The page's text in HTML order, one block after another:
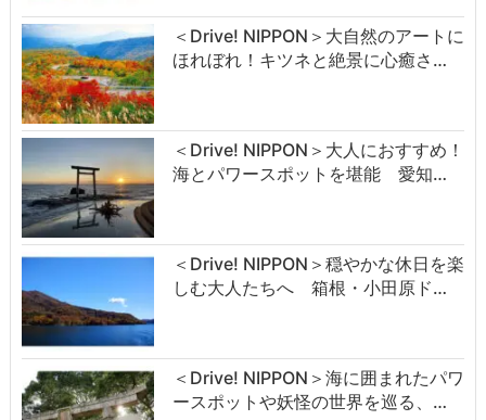
＜Drive! NIPPON＞大自然のアートに
ほれぼれ！キツネと絶景に心癒さ…
＜Drive! NIPPON＞大人におすすめ！
海とパワースポットを堪能 愛知…
＜Drive! NIPPON＞穏やかな休日を楽
しむ大人たちへ 箱根・小田原ド…
＜Drive! NIPPON＞海に囲まれたパワ
ースポットや妖怪の世界を巡る、…